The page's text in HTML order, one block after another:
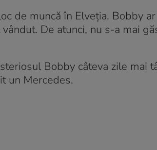
de muncă în Elveția. Bobby
De atunci, nu s-a mai
Bobby câteva zile mai
un Mercedes.